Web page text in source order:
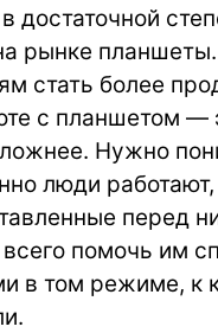
достаточной
рынке
стать более
с планшетом —
Нужно
люди работают,
перед
помочь им
в том режиме, к